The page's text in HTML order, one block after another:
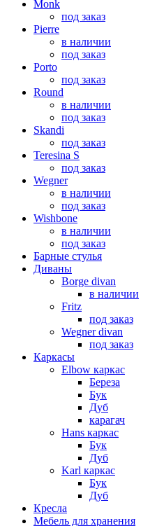
Monk
под заказ
Pierre
в наличии
под заказ
Porto
под заказ
Round
в наличии
под заказ
Skandi
под заказ
Teresina S
под заказ
Wegner
в наличии
под заказ
Wishbone
в наличии
под заказ
Барные стулья
Диваны
Borge divan
в наличии
Fritz
под заказ
Wegner divan
под заказ
Каркасы
Elbow каркас
Береза
Бук
Дуб
карагач
Hans каркас
Бук
Дуб
Karl каркас
Бук
Дуб
Кресла
Мебель для хранения